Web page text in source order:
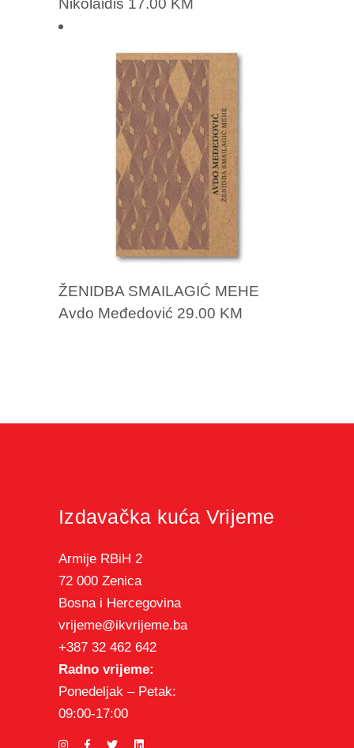
Nikolaidis 17.00 KM
ŽENIDBA SMAILAGIĆ MEHE
Avdo Međedović 29.00 KM
Izdavačka kuća Vrijeme
Armije RBiH 2
72 000 Zenica
Bosna i Hercegovina
vrijeme@ikvrijeme.ba
+387 32 462 642
Radno vrijeme:
Ponedeljak – Petak:
09:00-17:00